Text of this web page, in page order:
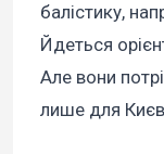
балістику,
Йдеться
Але вони
лише для